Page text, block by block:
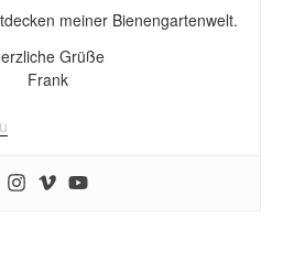
meiner Bienengartenwelt.
Grüße
Frank